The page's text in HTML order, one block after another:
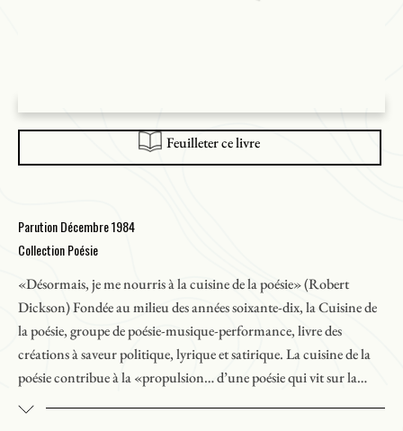
Feuilleter ce livre
Parution Décembre 1984
Collection Poésie
«Désormais, je me nourris à la cuisine de la poésie» (Robert
Dickson) Fondée au milieu des années soixante-dix, la Cuisine de
la poésie, groupe de poésie-musique-performance, livre des
créations à saveur politique, lyrique et satirique. La cuisine de la
poésie contribue à la «propulsion… d’une poésie qui vit sur la
place publique, d’une poésie qui s’inspire des gens qui l’entourent